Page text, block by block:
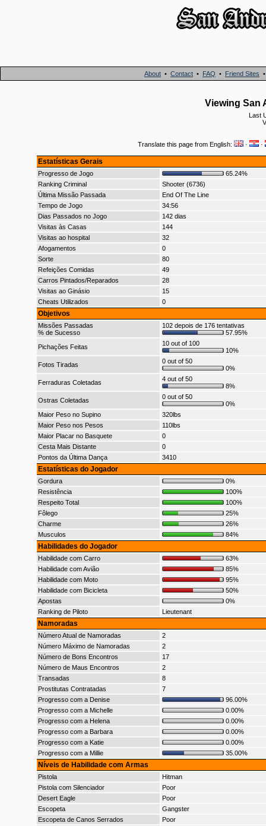
About • Contact • FAQ • Friend Sites
Viewing San
Last
Translate this page from English: · ·
Estatísticas Gerais
Progresso de Jogo
65.24%
Ranking Criminal
Shooter (6736)
Última Missão Passada
End Of The Line
Tempo de Jogo
34:56
Dias Passados no Jogo
142 dias
Visitas às Casas
144
Visitas ao hospital
32
Afogamentos
0
Sorte
80
Refeições Comidas
49
Carros Pintados/Reparados
28
Visitas ao Ginásio
15
Cheats Utilizados
0
Objetivos
Missões Passadas
% de Sucesso
102 depois de 176 tentativas
57.95%
Pichações Feitas
10 out of 100
10%
Fotos Tiradas
0 out of 50
0%
Ferraduras Coletadas
4 out of 50
8%
Ostras Coletadas
0 out of 50
0%
Maior Peso no Supino
320lbs
Maior Peso nos Pesos
110lbs
Maior Placar no Basquete
0
Cesta Mais Distante
0
Pontos da Última Dança
3410
Estatísticas do Jogador
Gordura
0%
Resistência
100%
Respeito Total
100%
Fôlego
25%
Charme
26%
Musculos
84%
Habilidades do Jogador
Habilidade com Carro
63%
Habilidade com Avião
85%
Habilidade com Moto
95%
Habilidade com Bicicleta
50%
Apostas
0%
Ranking de Piloto
Lieutenant
Namoradas
Número Atual de Namoradas
2
Número Máximo de Namoradas
2
Número de Bons Encontros
17
Número de Maus Encontros
2
Transadas
8
Prostitutas Contratadas
7
Progresso com a Denise
96.00%
Progresso com a Michelle
0.00%
Progresso com a Helena
0.00%
Progresso com a Barbara
0.00%
Progresso com a Katie
0.00%
Progresso com a Millie
35.00%
Níveis de Habilidade com Armas
Pistola
Hitman
Pistola com Silenciador
Poor
Desert Eagle
Poor
Escopeta
Gangster
Escopeta de Canos Serrados
Poor